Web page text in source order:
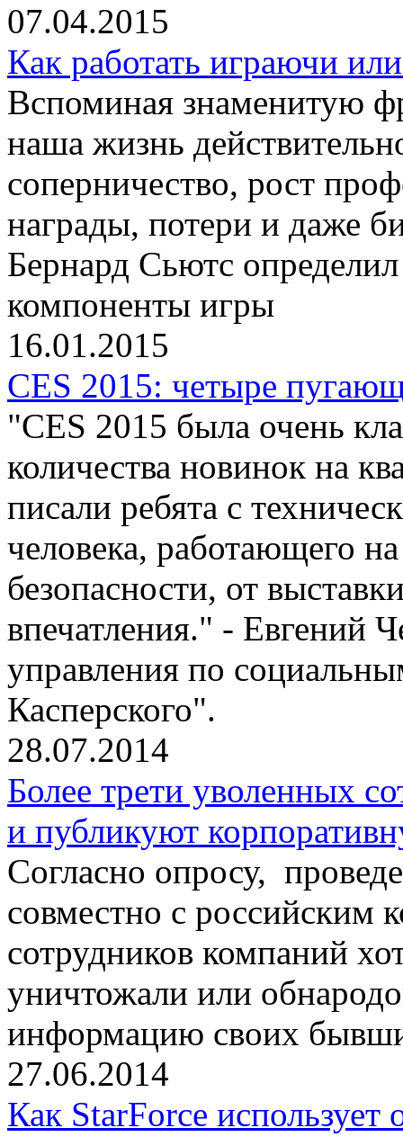
07.04.2015
Как работать играючи
Вспоминая знаменитую
наша жизнь
соперничество, рост
награды, потери и даже
Бернард Сьютс
компоненты игры
16.01.2015
CES 2015: четыре
"CES 2015 была очень
количества новинок на
писали ребята с
человека, работающего
безопасности, от
впечатления." - Евгений
управления по
Касперского".
28.07.2014
Более трети уволенных
и публикуют
Согласно опросу,
совместно с российским
сотрудников компаний
уничтожали или
информацию своих
27.06.2014
Как StarForce